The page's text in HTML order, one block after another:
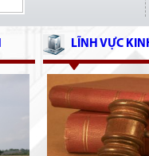
LĨNH VỰC